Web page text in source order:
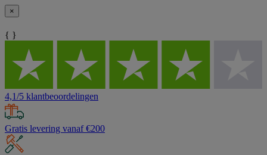
×
{ }
4,1/5 klantbeoordelingen
Gratis levering vanaf €200